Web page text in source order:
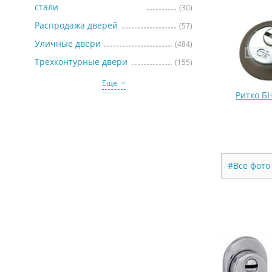
стали
(30)
Распродажа дверей (57)
Уличные двери (484)
Трехконтурные двери
(155)
Еще
Ритко
#Все фото